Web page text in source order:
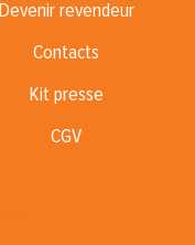
Devenir revendeur
Contacts
Kit presse
CGV